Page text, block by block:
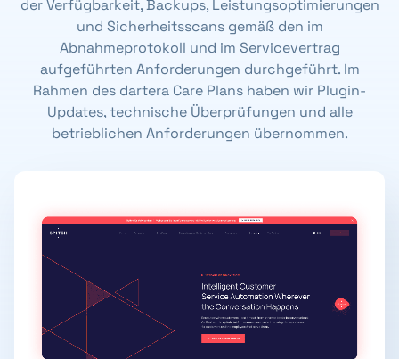
der Verfügbarkeit, Backups, Leistungsoptimierungen
und Sicherheitsscans gemäß den im
Abnahmeprotokoll und im Servicevertrag
aufgeführten Anforderungen durchgeführt. Im
Rahmen des dartera Care Plans haben wir Plugin-
Updates, technische Überprüfungen und alle
betrieblichen Anforderungen übernommen.